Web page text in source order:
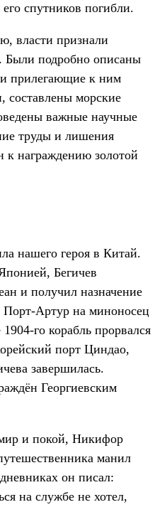
спутников погибли.
власти признали
подробно описаны
прилегающие к ним
составлены морские
важные научные
труды и лишения
к награждению золотой
нашего героя в Китай.
Бегичев
и получил назначение
Артур на миноносец
го корабль прорвался
порт Циндао,
завершилась.
Георгиевским
и покой, Никифор
манил
он писал:
на службе не хотел,